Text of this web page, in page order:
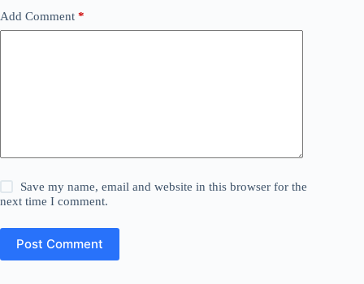
Add Comment *
Save my name, email and website in this browser for the
next time I comment.
Post Comment